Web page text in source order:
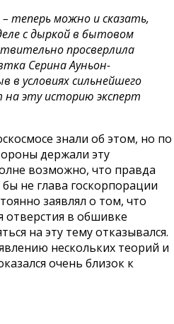
теперь можно и сказать,
с дыркой в бытовом
просверлила
Серина Ауньон-
в условиях сильнейшего
на эту историю эксперт
знали об этом, но по
держали эту
возможно, что правда
не глава госкорпорации
заявлял о том, что
отверстия в обшивке
на эту тему отказывался.
нескольких теорий и
очень близок к